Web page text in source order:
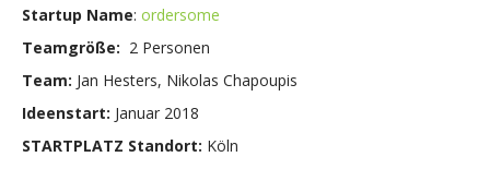
Startup Name: ordersome
Teamgröße: 2 Personen
Team: Jan Hesters, Nikolas Chapoupis
Ideenstart: Januar 2018
STARTPLATZ Standort: Köln